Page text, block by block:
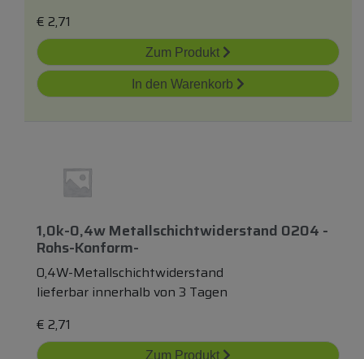
€ 2,71
Zum Produkt
In den Warenkorb
1,0k-0,4w Metallschichtwiderstand 0204 -
Rohs-Konform-
0,4W-Metallschichtwiderstand
lieferbar innerhalb von 3 Tagen
€ 2,71
Zum Produkt